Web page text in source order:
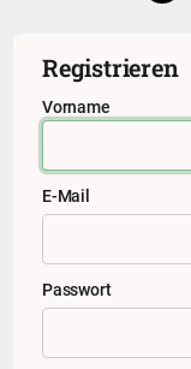
Registrieren
Vorname
E-Mail
Passwort